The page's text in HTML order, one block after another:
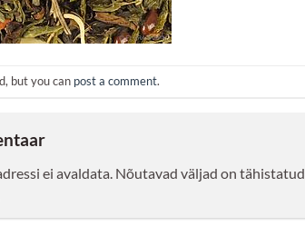
but you can post a comment.
ei avaldata. Nõutavad väljad on tähistatud